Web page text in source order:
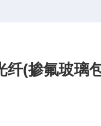
(掺氟玻璃